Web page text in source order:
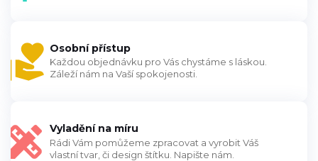
Osobní přístup
Každou objednávku pro Vás chystáme s láskou.
Záleží nám na Vaší spokojenosti.
Vyladění na míru
Rádi Vám pomůžeme zpracovat a vyrobit Váš
vlastní tvar, či design štítku. Napište nám.